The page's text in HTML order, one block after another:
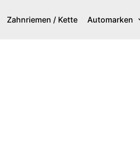
Zahnriemen / Kette Automarken